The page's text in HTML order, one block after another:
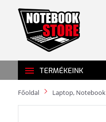
TERMÉKEINK
Főoldal Laptop, Notebook